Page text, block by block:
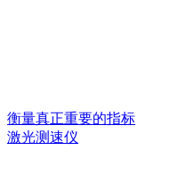
衡量真正重要的指标
激光测速仪